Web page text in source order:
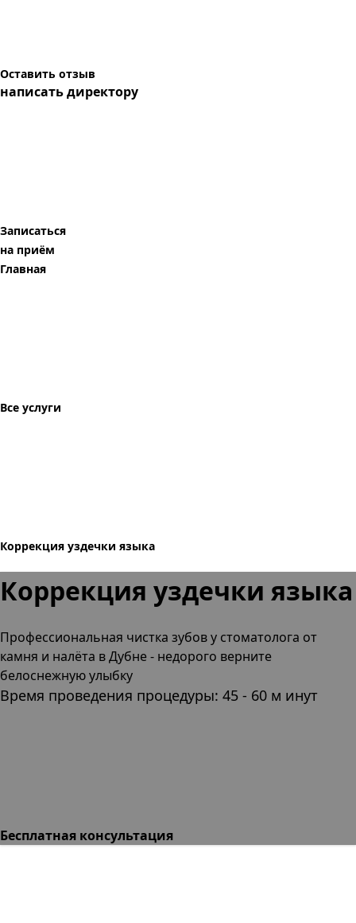
Оставить отзыв
написать директору
Записаться
на приём
Главная
Все услуги
Коррекция уздечки языка
Коррекция уздечки языка
Профессиональная чистка зубову стоматолога от
камня и налёта в Дубне- недорого верните
белоснежную улыбку
Время проведения процедуры: 45 - 60 м инут
Бесплатная консультация